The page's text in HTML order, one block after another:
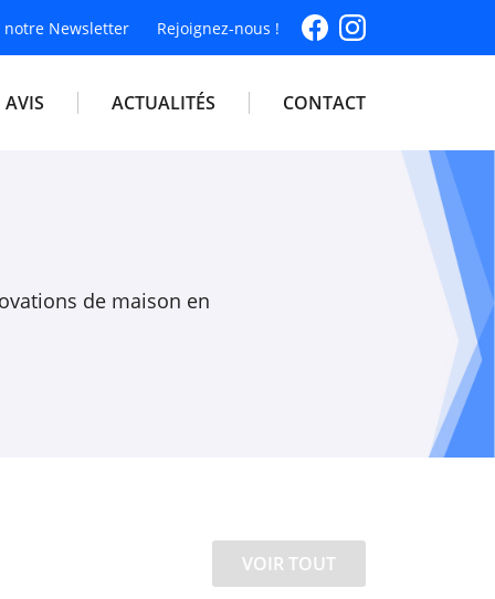
notre Newsletter Rejoignez-nous !
AVIS ACTUALITÉS CONTACT
de maison en
VOIR TOUT